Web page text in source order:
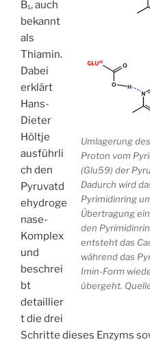
Umlagerung
Proton vom
(Glu59) der
Dadurch wird
Pyrimidinring
Übertragung
den
entsteht das
während das
Imin-Form
übergeht.
B₁, auch
bekannt
als
Thiamin.
Dabei
erklärt
Hans-
Dieter
Höltje
ausführli
ch den
Pyruvatd
ehydroge
nase-
Komplex
und
beschrei
bt
detaillier
t die drei
Schritte dieses Enzyms